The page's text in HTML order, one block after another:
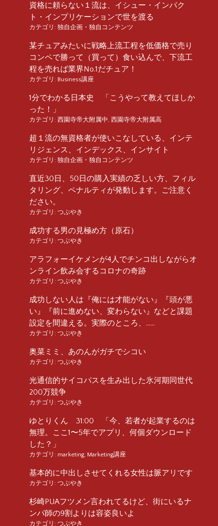
資格に頼らない１流は、イシュー・インパク
ト・インプリケーションで世を渡る
カテゴリ: 独自企画・独自コンテンツ
某チュアみたいに戦略上流工程を低価格で売り
コンペで勝って（買って）食い込んで、下流工
程を売れば業界No.1だチュア！
カテゴリ: Business講座
1分でわかる日本史 「こうやって教えてほしか
った！」
カテゴリ: 西園寺帝大附属中 西園寺帝大附属高
超１流の無資格者が使いこなしている、インテ
リジェンス、インデックス、インサイト
カテゴリ: 独自企画・独自コンテンツ
直近30日、50日の購入実績の乏しい方、フィル
タリング、ペナルティが発動します。ご注意く
ださい。
カテゴリ: つぶやき
成功する男の見極め方（原石）
カテゴリ: つぶやき
アラフォーイケメンが4人でチンコ出しながらオ
ンライン飲み会するコロナの奇跡
カテゴリ: つぶやき
成功しない人は『俺には才能がない』『頭が悪
い』『前に進めない、変わらない』などと課題
設定を間違える。実際のところ、……
カテゴリ: つぶやき
奥菜ミミ、あのんがガチでシコい
カテゴリ: つぶやき
光通信的サイコパスを生み出した氷河期同世代
200万競争
カテゴリ: つぶやき
ゆとりくん 31:00 「今、若者が起業するのは
無理。ここ1〜5年でアプリ、何個ダウンロード
した？」
カテゴリ: marketing Marketing講座
基本的に中出しさせてくれる女性は脈アリです
カテゴリ: つぶやき
杉崎PUAフツメン言われてるけど、街にいるナ
ンパ師の9割よりは容姿良いよ
カテゴリ: つぶやき